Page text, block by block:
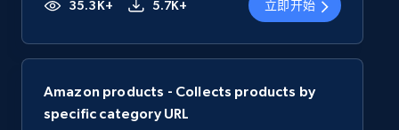
35.3K+ 5.7K+ 立即开始
Amazon products - Collects products by
specific category URL